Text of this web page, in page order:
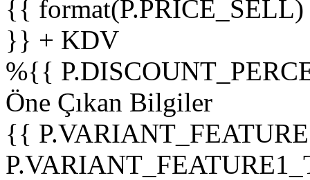
{{
}} + KDV
%{{
Öne Çıkan Bilgiler
{{